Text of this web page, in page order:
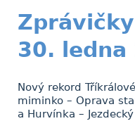
30. ledna
Nový rekord
miminko – Oprava
a Hurvínka –